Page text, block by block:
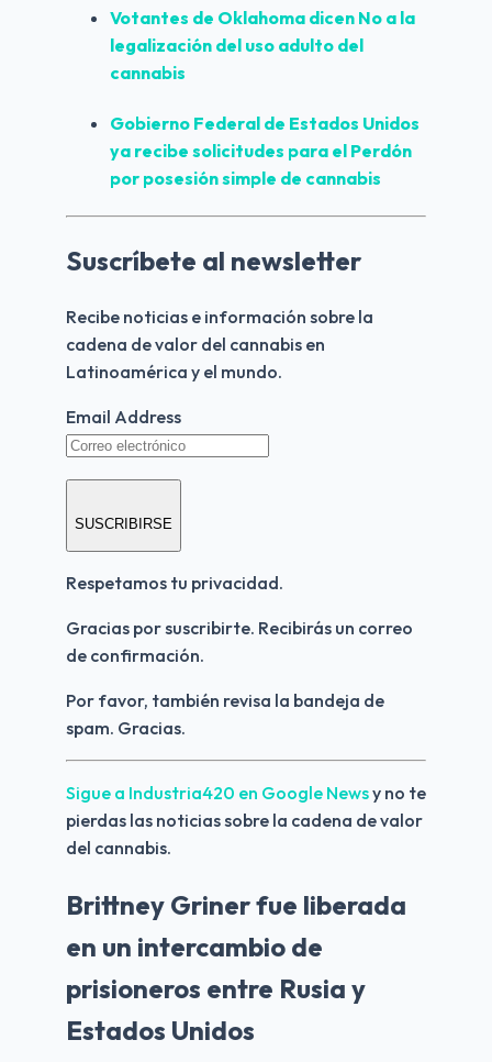
Votantes de Oklahoma dicen No a la
legalización del uso adulto del
cannabis
Gobierno Federal de Estados Unidos
ya recibe solicitudes para el Perdón
por posesión simple de cannabis
Suscríbete al newsletter
Recibe noticias e información sobre la
cadena de valor del cannabis en
Latinoamérica y el mundo.
Email Address
SUSCRIBIRSE
Respetamos tu privacidad.
Gracias por suscribirte. Recibirás un correo
de confirmación.
Por favor, también revisa la bandeja de
spam. Gracias.
Sigue a Industria420 en Google News y no te
pierdas las noticias sobre la cadena de valor
del cannabis.
Brittney Griner fue liberada
en un intercambio de
prisioneros entre Rusia y
Estados Unidos